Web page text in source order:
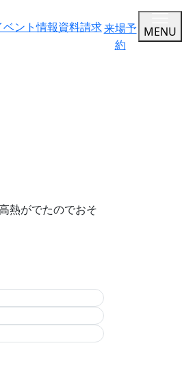
ベント情報資料請求来場予
約
MENU
熱がでたのでおそ